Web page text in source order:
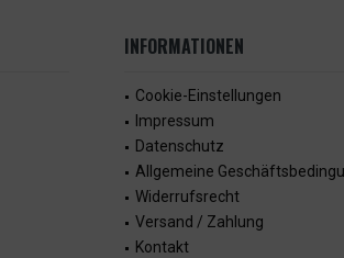
INFORMATIONEN
Cookie-Einstellungen
Impressum
Datenschutz
Allgemeine
Widerrufsrecht
Versand / Zahlung
Kontakt